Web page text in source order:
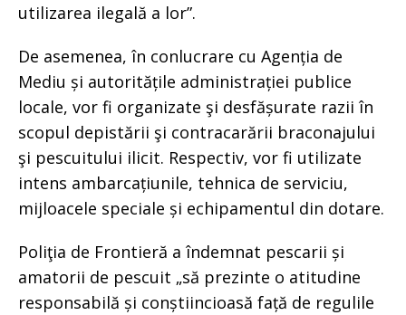
utilizarea ilegală a lor”.
De asemenea, în conlucrare cu Agenția de
Mediu și autoritățile administrației publice
locale, vor fi organizate şi desfășurate razii în
scopul depistării şi contracarării braconajului
şi pescuitului ilicit. Respectiv, vor fi utilizate
intens ambarcațiunile, tehnica de serviciu,
mijloacele speciale și echipamentul din dotare.
Poliţia de Frontieră a îndemnat pescarii și
amatorii de pescuit „să prezinte o atitudine
responsabilă și conștiincioasă față de regulile